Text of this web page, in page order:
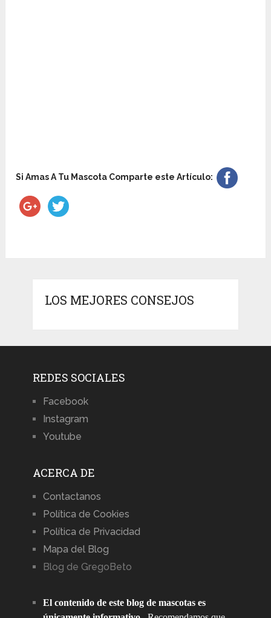
Si Amas A Tu Mascota Comparte este Artículo:
LOS MEJORES CONSEJOS
REDES SOCIALES
Facebook
Instagram
Youtube
ACERCA DE
Contactanos
Política de Cookies
Política de Privacidad
Mapa del Blog
Blog de GregoBeto
El contenido de este blog de mascotas es